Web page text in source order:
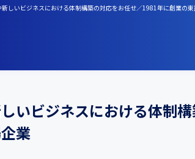
しいビジネスにおける体制構築の対応をお任せ／1981年に創業の
いビジネスにおける体制
業